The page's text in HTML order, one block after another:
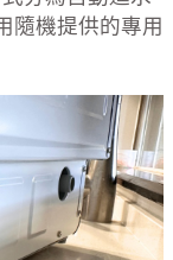
隨機提供的專用